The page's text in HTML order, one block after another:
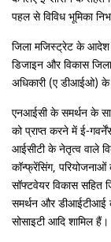
पहल से विविध भूमिका
जिला मजिस्ट्रेट के आदेश
डिजाइन और विकास
अधिकारी (ए डीआईओ) के
एनआईसी के समर्थन के
को प्राप्त करने में ई-
आईसीटी के नेतृत्व वाले
कॉन्फ्रेंसिंग, परियोजनाओं
सॉफ्टवेयर विकास सहित
समर्थन और डीआईटीआई
सोसाइटी आदि शामिल हैं।